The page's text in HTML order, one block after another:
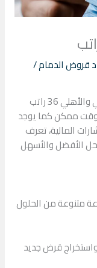
قروض الدمام/
نحن مكتب تسديد قروض نقدم عرض الراجحي والأهلي 36 راتب
ممكن كما يوجد
المالية، تعرف
الأفضل والأسهل
متنوعة من الحلول
قرض جديد